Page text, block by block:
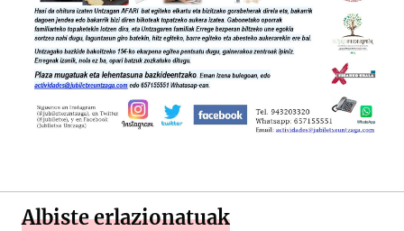
Albiste erlazionatuak